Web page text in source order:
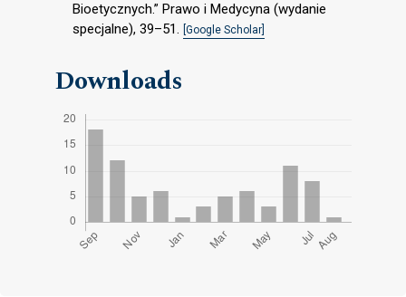
Bioetycznych.” Prawo i Medycyna (wydanie
specjalne), 39–51. [Google Scholar]
Downloads